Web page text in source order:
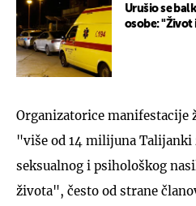
Urušio se
osobe: "Život
Organizatorice manifestacije
"više od 14 milijuna
seksualnog i psihološkog
života", često od strane